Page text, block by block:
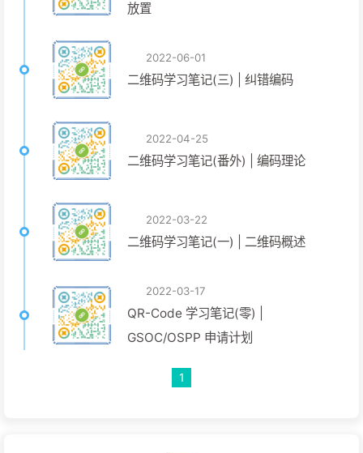
放置
2022-06-01
二维码学习笔记(三) | 纠错编码
2022-04-25
二维码学习笔记(番外) | 编码理论
2022-03-22
二维码学习笔记(一) | 二维码概述
2022-03-17
QR-Code 学习笔记(零) |
GSOC/OSPP 申请计划
1